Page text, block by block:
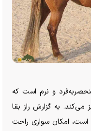
و نرم است که
می‌کند. به گزارش راز بقا
است، امکان سواری راحت